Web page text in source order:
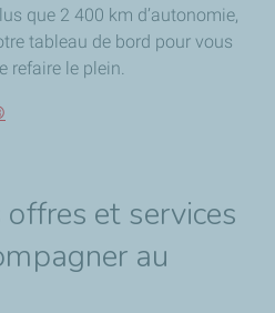
que 2 400 km d’autonomie,
tableau de bord pour vous
refaire le plein.
offres et services
au